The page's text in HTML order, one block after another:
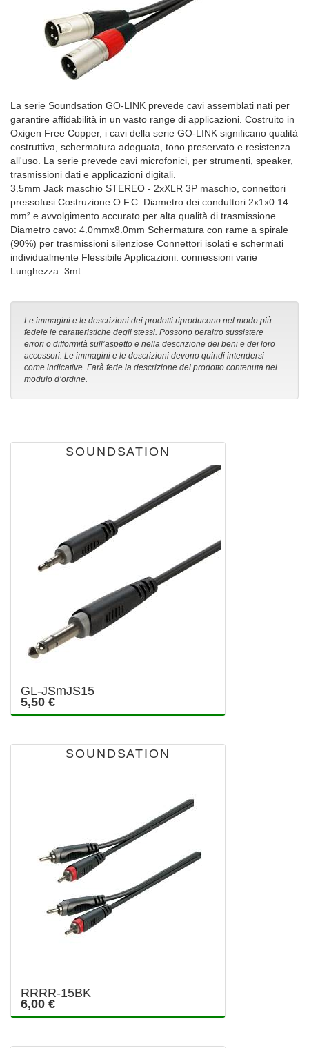
La serie Soundsation GO-LINK prevede cavi assemblati nati per
garantire affidabilità in un vasto range di applicazioni. Costruito in
Oxigen Free Copper, i cavi della serie GO-LINK significano qualità
costruttiva, schermatura adeguata, tono preservato e resistenza
all'uso. La serie prevede cavi microfonici, per strumenti, speaker,
trasmissioni dati e applicazioni digitali.
3.5mm Jack maschio STEREO - 2xXLR 3P maschio, connettori
pressofusi Costruzione O.F.C. Diametro dei conduttori 2x1x0.14
mm² e avvolgimento accurato per alta qualità di trasmissione
Diametro cavo: 4.0mmx8.0mm Schermatura con rame a spirale
(90%) per trasmissioni silenziose Connettori isolati e schermati
individualmente Flessibile Applicazioni: connessioni varie
Lunghezza: 3mt
Le immagini e le descrizioni dei prodotti riproducono nel modo più
fedele le caratteristiche degli stessi. Possono peraltro sussistere
errori o difformità sull’aspetto e nella descrizione dei beni e dei loro
accessori. Le immagini e le descrizioni devono quindi intendersi
come indicative. Farà fede la descrizione del prodotto contenuta nel
modulo d’ordine.
SOUNDSATION
GL-JSmJS15
5,50 €
SOUNDSATION
RRRR-15BK
6,00 €